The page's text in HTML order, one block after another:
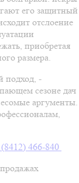
его защитный
отслоение
приобретая
размера.
подход, -
сезоне дач
аргументы.
466-840